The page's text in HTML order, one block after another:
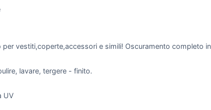
vestiti,coperte,accessori e simili! Oscuramento completo
lavare, tergere - finito.
UV